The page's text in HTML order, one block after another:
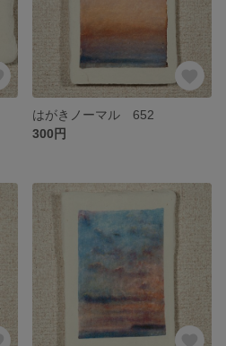
はがきノーマル 652
300円